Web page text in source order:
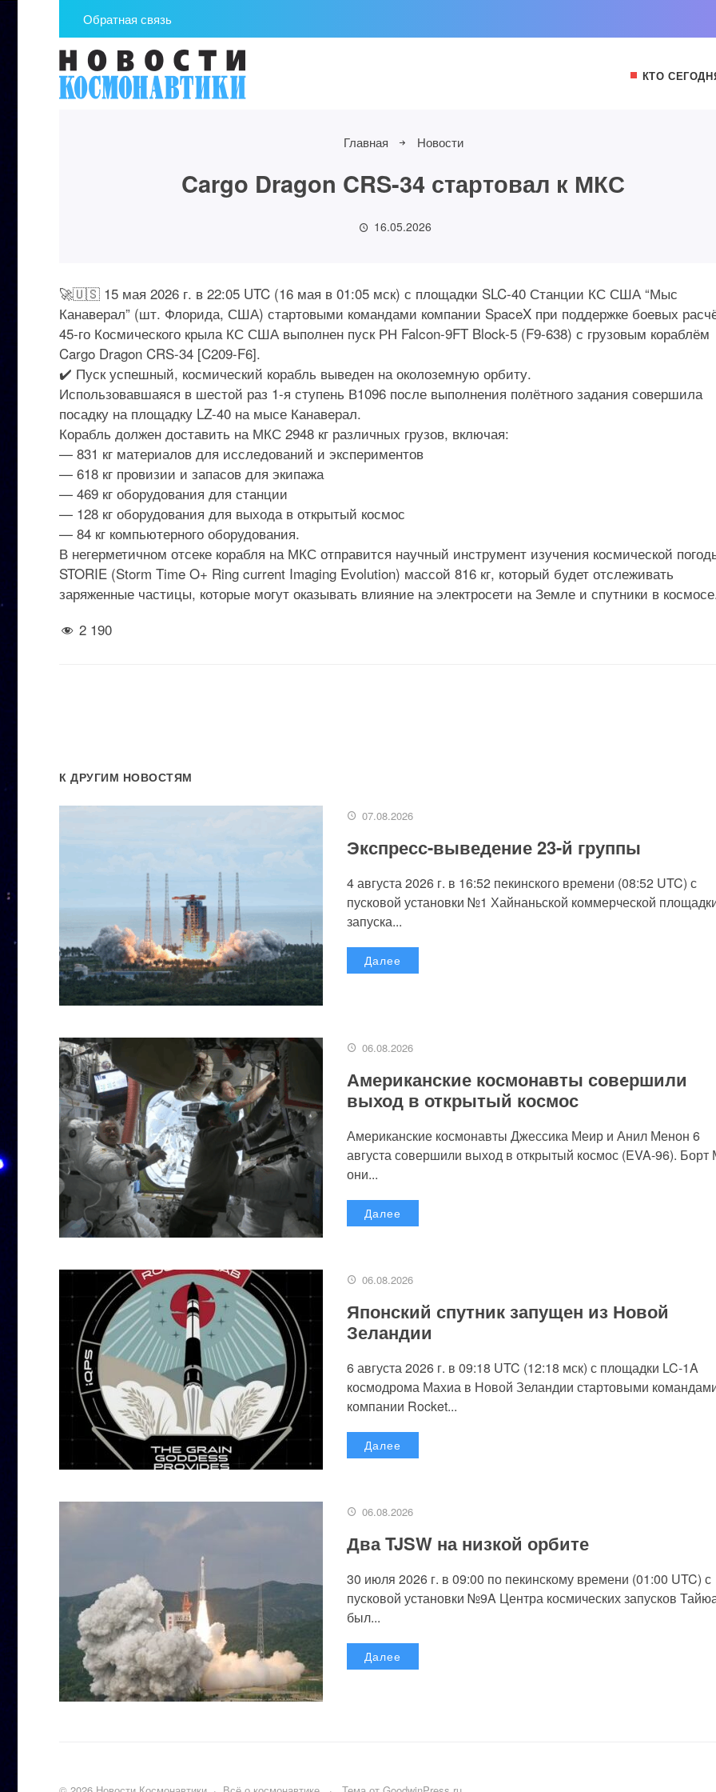
Обратная связь
КТО
Главная Новости
Cargo Dragon CRS-34 стартовал к МКС
16.05.2026
🚀🇺🇸 15 мая 2026 г. в 22:05 UTC (16 мая в 01:05 мск) с площадки SLC-40 Станции КС США “Мыс
Канаверал” (шт. Флорида, США) стартовыми командами компании SpaceX при поддержке боевых
45-го Космического крыла КС США выполнен пуск РН Falcon-9FT Block-5 (F9-638) с грузовым кораблём
Cargo Dragon CRS-34 [C209-F6].
✔️ Пуск успешный, космический корабль выведен на околоземную орбиту.
Использовавшаяся в шестой раз 1-я ступень В1096 после выполнения полётного задания совершила
посадку на площадку LZ-40 на мысе Канаверал.
Корабль должен доставить на МКС 2948 кг различных грузов, включая:
— 831 кг материалов для исследований и экспериментов
— 618 кг провизии и запасов для экипажа
— 469 кг оборудования для станции
— 128 кг оборудования для выхода в открытый космос
— 84 кг компьютерного оборудования.
В негерметичном отсеке корабля на МКС отправится научный инструмент изучения космической
STORIE (Storm Time O+ Ring current Imaging Evolution) массой 816 кг, который будет отслеживать
заряженные частицы, которые могут оказывать влияние на электросети на Земле и спутники в
2 190
К ДРУГИМ НОВОСТЯМ
07.08.2026
Экспресс-выведение 23-й группы
4 августа 2026 г. в 16:52 пекинского времени (08:52 UTC) с
пусковой установки №1 Хайнаньской коммерческой
запуска...
Далее
06.08.2026
Американские космонавты совершили
выход в открытый космос
Американские космонавты Джессика Меир и Анил Менон 6
августа совершили выход в открытый космос (EVA-96).
они...
Далее
06.08.2026
Японский спутник запущен из Новой
Зеландии
6 августа 2026 г. в 09:18 UTC (12:18 мск) с площадки LC-1A
космодрома Махиа в Новой Зеландии стартовыми
компании Rocket...
Далее
06.08.2026
Два TJSW на низкой орбите
30 июля 2026 г. в 09:00 по пекинскому времени (01:00 UTC) с
пусковой установки №9A Центра космических запусков
был...
Далее